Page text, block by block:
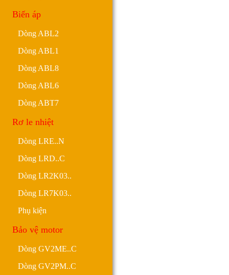
Biến áp
Dòng ABL2
Dòng ABL1
Dòng ABL8
Dòng ABL6
Dòng ABT7
Rơ le nhiệt
Dòng LRE..N
Dòng LRD..C
Dòng LR2K03..
Dòng LR7K03..
Phụ kiện
Bảo vệ motor
Dòng GV2ME..C
Dòng GV2PM..C